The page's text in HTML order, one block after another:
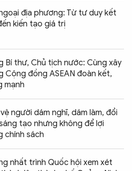
địa phương: Từ tư duy kết
kiến tạo giá trị
Bí thư, Chủ tịch nước: Cùng xây
Cộng đồng ASEAN đoàn kết,
mạnh
người dám nghĩ, dám làm, đổi
tạo nhưng không để lợi
chính sách
nhất trình Quốc hội xem xét